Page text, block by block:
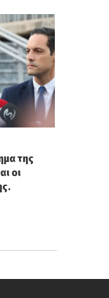
της
οι